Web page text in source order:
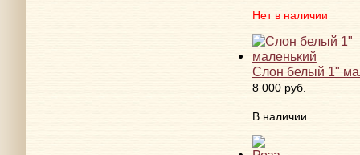
Нет в наличии
Слон белый 1"
8 000 руб.
В наличии